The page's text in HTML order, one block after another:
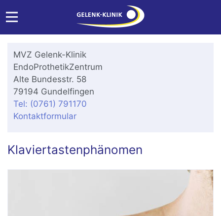
MVZ Gelenk-Klinik
EndoProthetikZentrum
Alte Bundesstr. 58
79194 Gundelfingen
Tel: (0761) 791170
Kontaktformular
Klaviertastenphänomen